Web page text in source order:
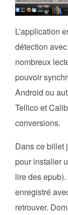
L’application
détection
nombreux
pouvoir
Android ou
Tellico et
conversions.
Dans ce billet
pour installer
lire des
enregistré
retrouver.